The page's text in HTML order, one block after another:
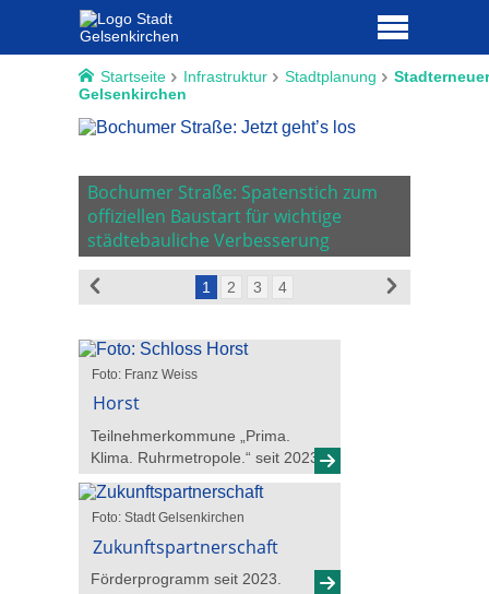
Startseite Infrastruktur Stadtplanung
Gelsenkirchen
Bochumer Straße: Spatenstich zum
offiziellen Baustart für wichtige
städtebauliche Verbesserung
1 2 3 4
Foto: Franz Weiss
Horst
Teilnehmerkommune „Prima.
Klima. Ruhrmetropole.“ seit 2023.
Foto: Stadt Gelsenkirchen
Zukunftspartnerschaft
Förderprogramm seit 2023.